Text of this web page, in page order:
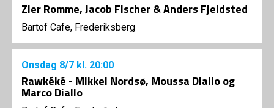
Zier Romme, Jacob Fischer & Anders Fjeldsted
Bartof Cafe, Frederiksberg
Onsdag 8/7 kl. 20:00
Rawkéké - Mikkel Nordsø, Moussa Diallo og
Marco Diallo